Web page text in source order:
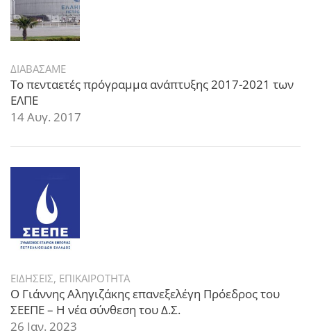
ΔΙΑΒΑΣΑΜΕ
Το πενταετές πρόγραμμα ανάπτυξης 2017-2021 των
ΕΛΠΕ
14 Αυγ. 2017
ΕΙΔΗΣΕΙΣ, ΕΠΙΚΑΙΡΟΤΗΤΑ
Ο Γιάννης Αληγιζάκης επανεξελέγη Πρόεδρος του
ΣΕΕΠΕ – Η νέα σύνθεση του Δ.Σ.
26 Ιαν. 2023